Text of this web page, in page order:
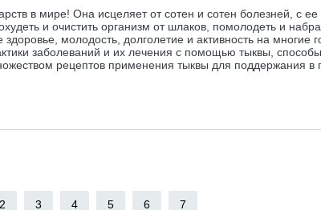
в мире! Она исцеляет от сотен и сотен болезней, с
и очистить организм от шлаков, помолодеть и
молодость, долголетие и активность на многие
заболеваний и их лечения с помощью тыквы,
рецептов применения тыквы для поддержания
2 3 4 5 6 7